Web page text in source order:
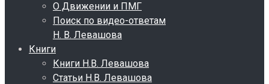
О Движении и ПМГ
Поиск по видео-ответам
Н. В. Левашова
Книги
Книги Н.В. Левашова
Статьи Н.В. Левашова